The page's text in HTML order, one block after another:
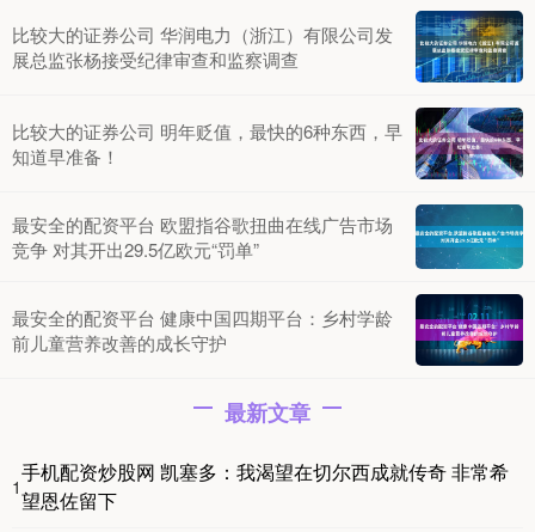
比较大的证券公司 华润电力（浙江）有限公司发
展总监张杨接受纪律审查和监察调查
比较大的证券公司 明年贬值，最快的6种东西，早
知道早准备！
最安全的配资平台 欧盟指谷歌扭曲在线广告市场
竞争 对其开出29.5亿欧元“罚单”
最安全的配资平台 健康中国四期平台：乡村学龄
前儿童营养改善的成长守护
最新文章
1
手机配资炒股网 凯塞多：我渴望在切尔西成就传奇 非常希
望恩佐留下